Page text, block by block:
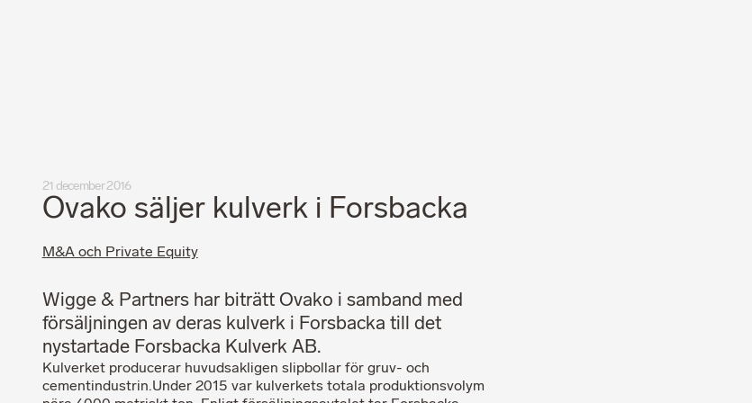
21 december 2016
Ovako säljer kulverk i Forsbacka
M&A och Private Equity
Wigge & Partners har biträtt Ovako i samband med
försäljningen av deras kulverk i Forsbacka till det
nystartade Forsbacka Kulverk AB.
Kulverket producerar huvudsakligen slipbollar för gruv- och
cementindustrin.Under 2015 var kulverkets totala produktionsvolym